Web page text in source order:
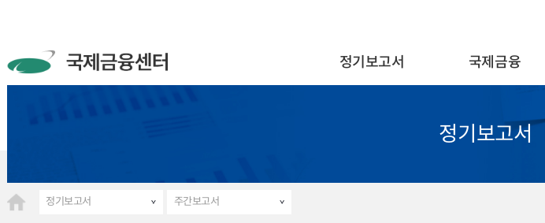
정기보고서 국제금융
정기보고서
정기보고서 주간보고서